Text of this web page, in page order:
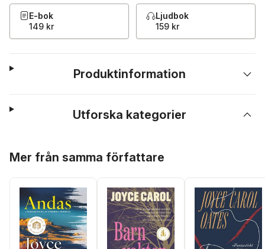
E-bok
149 kr
Ljudbok
159 kr
Produktinformation
Utforska kategorier
Mer från samma författare